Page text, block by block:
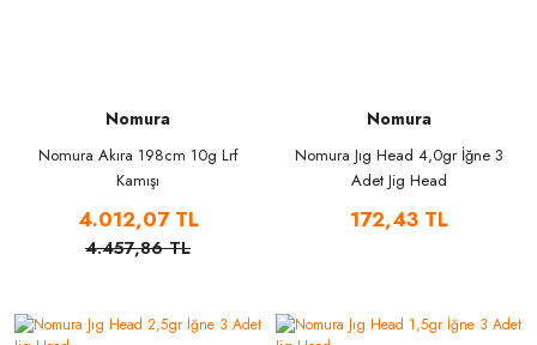
Nomura
Nomura Akıra 198cm 10g Lrf
Kamışı
4.012,07 TL
4.457,86 TL
Nomura
Nomura Jıg Head 4,0gr İğne 3
Adet Jig Head
172,43 TL